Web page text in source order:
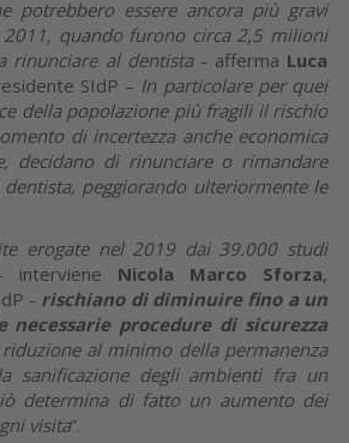
potrebbero essere ancora più gravi
quando furono circa 2,5 milioni
rinunciare al dentista- afferma Luca
SIdP – In particolare per quei
della popolazione più fragili il rischio
di incertezza anche economica
decidano di rinunciare o rimandare
peggiorando ulteriormente le
erogate nel 2019 dai 39.000 studi
Nicola Marco Sforza,
- rischiano di diminuire fino a un
necessarie procedure di sicurezza
al minimo della permanenza
sanificazione degli ambienti fra un
determina di fatto un aumento dei
visita”.